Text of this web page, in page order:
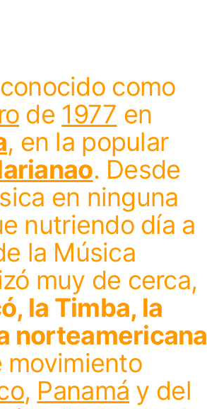
como
de 1977 en
, en la popular
. Desde
en ninguna
nutriendo día a
la Música
muy de cerca,
la Timba, la
norteamericana
movimiento
, Panamá y del